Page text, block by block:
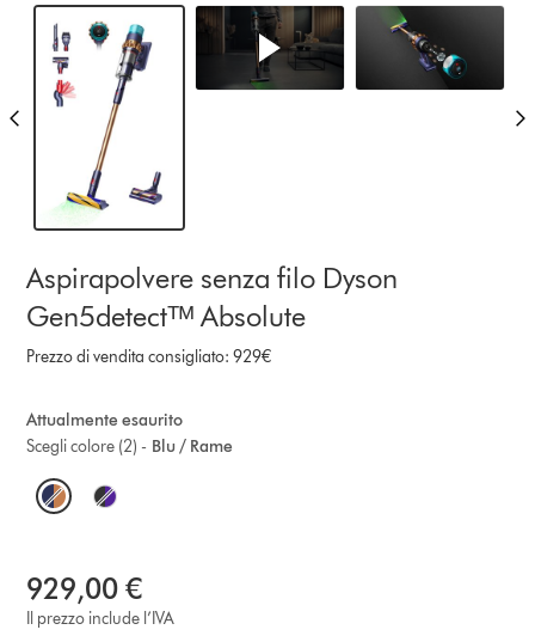
Aspirapolvere senza filo Dyson
Gen5detectᵀᴹ Absolute
Prezzo di vendita consigliato: 929€
Attualmente esaurito
Blu / Rame
Scegli colore (2) -
O
t
i
929,00 €
Il prezzo include l’IVA